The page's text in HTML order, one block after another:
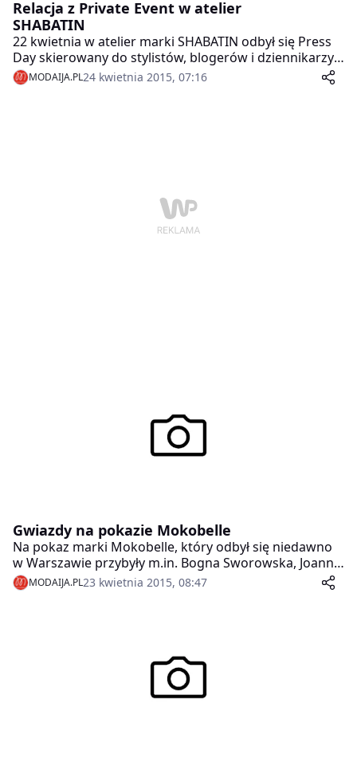
Relacja z Private Event w atelier
SHABATIN
22 kwietnia w atelier marki SHABATIN odbył się Press
Day skierowany do stylistów, blogerów i dziennikarzy
modowych. Wydarzenie było okazją do zapoznania się
z najnowszą kolekcją Fall/Winter 2015/2016, linią
MODAIJA.PL24 kwietnia 2015, 07:16
Gwiazdy na pokazie Mokobelle
Na pokaz marki Mokobelle, który odbył się niedawno
w Warszawie przybyły m.in. Bogna Sworowska, Joanna
Przetakiewicz, Kamila Szczawińska, Karolina
Malinowska, Sylwia Arnesen, Dorota Williams.
MODAIJA.PL23 kwietnia 2015, 08:47